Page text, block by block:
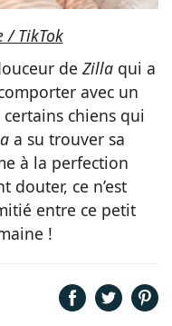
/ TikTok
de Zilla qui a
avec un
chiens qui
a su trouver sa
à la perfection
douter, ce n’est
entre ce petit
!